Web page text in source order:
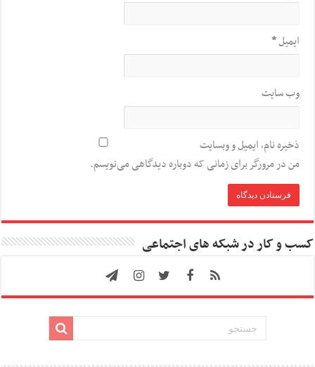
ایمیل*
وب‌ سایت
ذخیره نام، ایمیل و وبسایت
من در مرورگر برای زمانی که دوباره دیدگاهی می‌نویسم.
کسب و کار در شبکه های اجتماعی